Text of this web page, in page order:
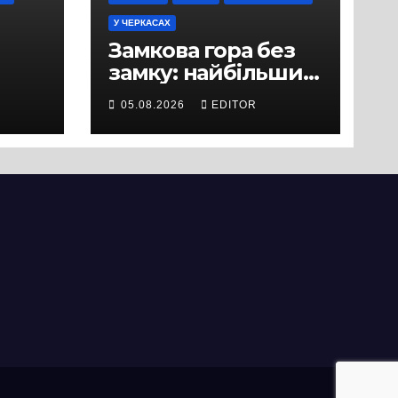
У ЧЕРКАСАХ
Замкова гора без
замку: найбільший
історичний міф
Черкас
05.08.2026 EDITOR